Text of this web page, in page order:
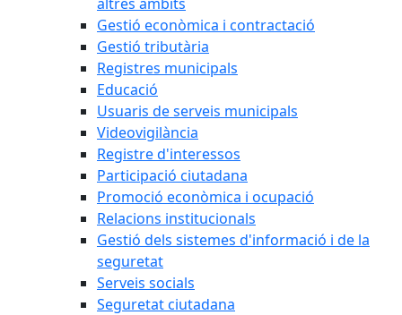
Gestió econòmica i contractació
Gestió tributària
Registres municipals
Educació
Usuaris de serveis municipals
Videovigilància
Registre d'interessos
Participació ciutadana
Promoció econòmica i ocupació
Relacions institucionals
Gestió dels sistemes d'informació i de la
seguretat
Serveis socials
Seguretat ciutadana